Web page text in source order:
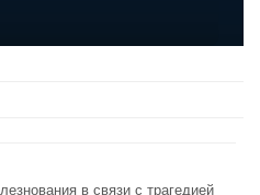
в связи с трагедией